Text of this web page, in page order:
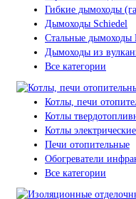
Гибкие дымоходы
Дымоходы Schiedel
Стальные дымоходы
Дымоходы из
Все категории
Котлы, печи
Котлы
Котлы электрические
Печи отопительные
Обогреватели
Все категории